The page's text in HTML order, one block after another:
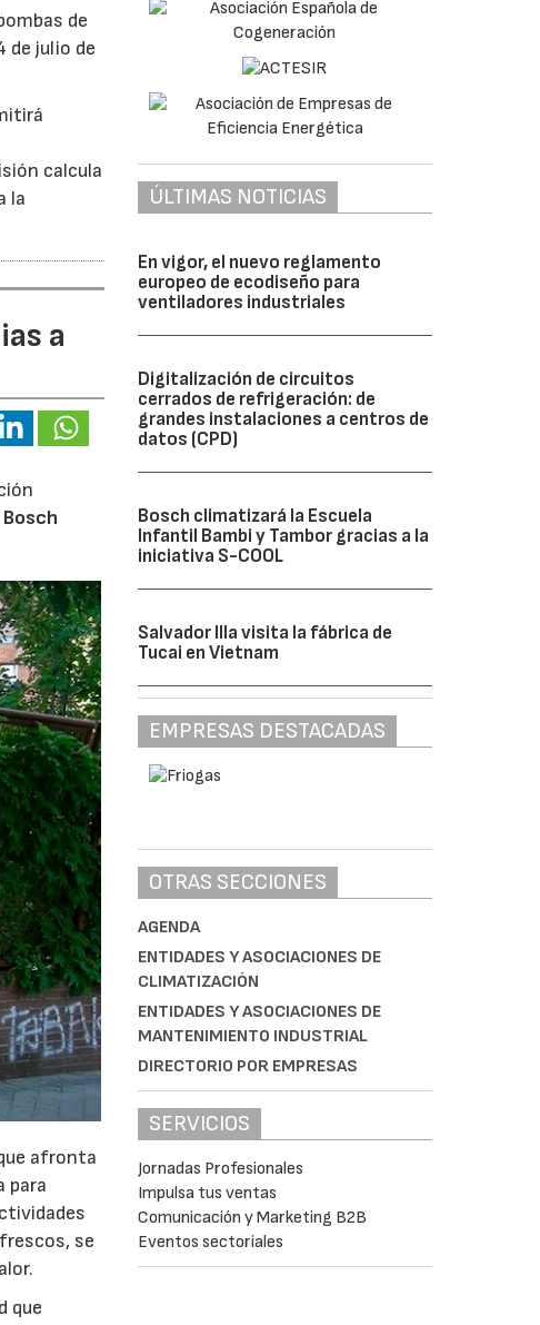
de
de julio de
calcula
la
a
Bosch
afronta
para
se
que
ÚLTIMAS NOTICIAS
En vigor, el nuevo reglamento
europeo de ecodiseño para
ventiladores industriales
Digitalización de circuitos
cerrados de refrigeración: de
grandes instalaciones a centros de
datos (CPD)
Bosch climatizará la Escuela
Infantil Bambi y Tambor gracias a la
iniciativa S-COOL
Salvador Illa visita la fábrica de
Tucai en Vietnam
EMPRESAS DESTACADAS
OTRAS SECCIONES
AGENDA
ENTIDADES Y ASOCIACIONES DE
CLIMATIZACIÓN
ENTIDADES Y ASOCIACIONES DE
MANTENIMIENTO INDUSTRIAL
DIRECTORIO POR EMPRESAS
SERVICIOS
Jornadas Profesionales
Impulsa tus ventas
Comunicación y Marketing B2B
Eventos sectoriales